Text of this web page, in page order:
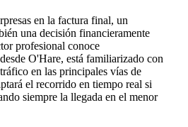
en la factura final, un
una decisión financieramente
profesional conoce
O'Hare, está familiarizado con
en las principales vías de
el recorrido en tiempo real si
siempre la llegada en el menor